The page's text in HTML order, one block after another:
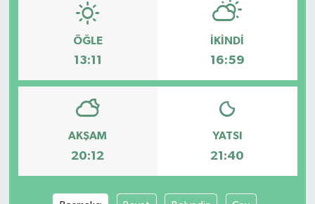
ÖĞLE
13:11
İKINDI
16:59
AKŞAM
20:12
YATSI
21:40